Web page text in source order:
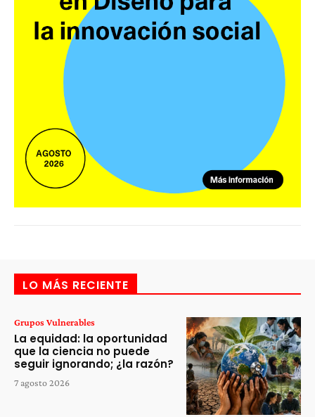
LO MÁS RECIENTE
Grupos Vulnerables
La equidad: la oportunidad
que la ciencia no puede
seguir ignorando; ¿la razón?
7 agosto 2026